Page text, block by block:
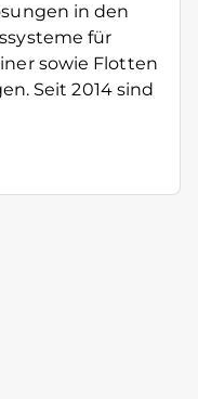
in den
für
sowie Flotten
Seit 2014 sind